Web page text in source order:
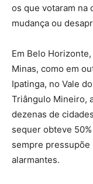
os que votaram na
mudança ou
Em Belo
Minas, como em
Ipatinga, no Vale
Triângulo Mineiro,
dezenas de
sequer obteve
sempre pressupõe
alarmantes.